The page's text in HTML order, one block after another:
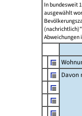
In bundesweit
ausgewählt
Abweichungen
Davon